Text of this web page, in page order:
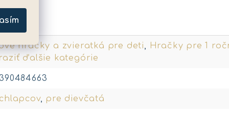
hračky a zvieratká pre deti,
Hračky pre 1
ďalšie kategórie
, pre dievčatá